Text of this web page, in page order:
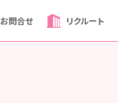
お問合せ リクルート